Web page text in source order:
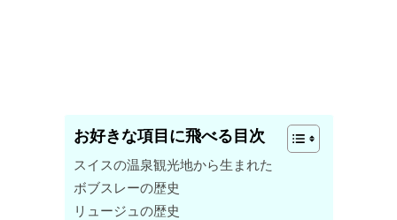
お好きな項目に飛べる目次
スイスの温泉観光地から生まれた
ボブスレーの歴史
リュージュの歴史